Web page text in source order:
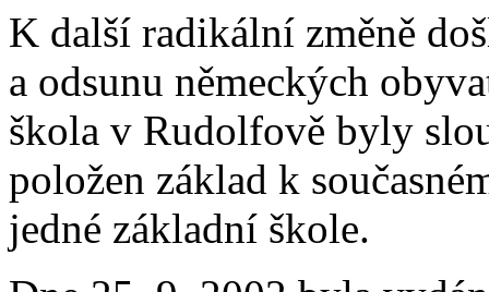
K další radikální změně
a odsunu německých
škola v Rudolfově byly
položen základ k
jedné základní škole.